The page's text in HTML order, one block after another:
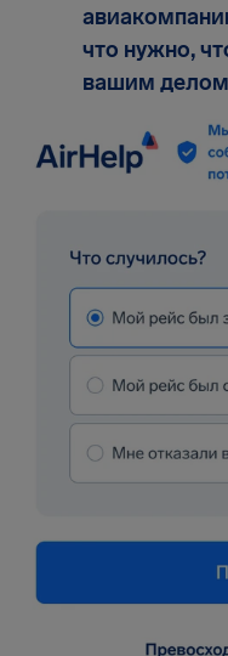
что нужно,
вашим